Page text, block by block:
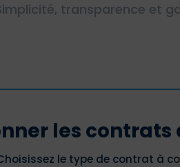
transparence et
les
le type de contrat à